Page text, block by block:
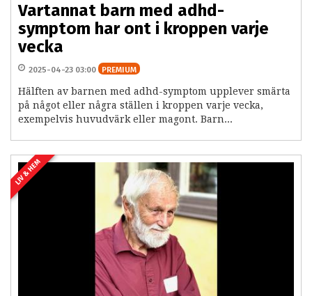
Vartannat barn med adhd-
symptom har ont i kroppen varje
vecka
2025-04-23 03:00 PREMIUM
Hälften av barnen med adhd-symptom upplever smärta
på något eller några ställen i kroppen varje vecka,
exempelvis huvudvärk eller magont. Barn...
LIV & HEM